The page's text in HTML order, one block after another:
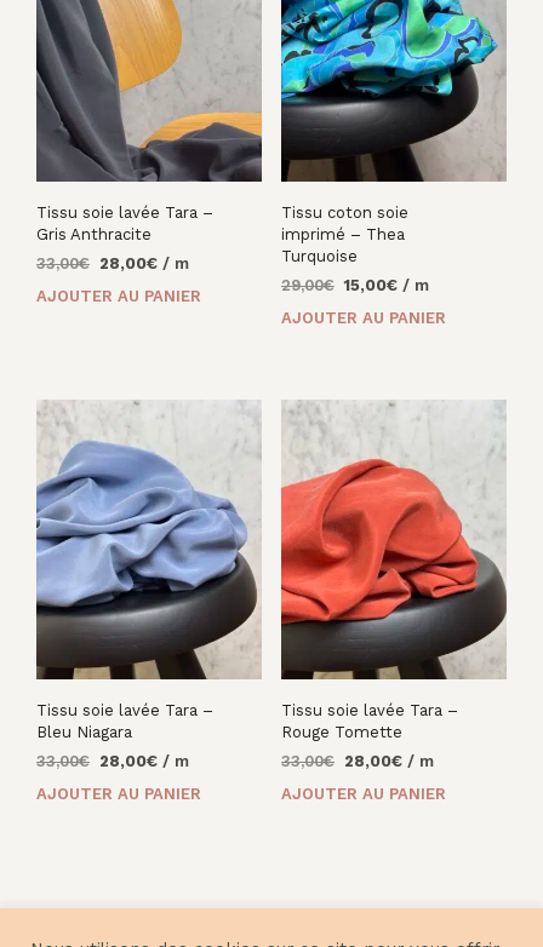
Tissu soie lavée Tara –
Gris Anthracite
33,00€ Le
28,00€Le/ m
AJOUTER AU PANIER
Tissu coton soie
imprimé – Thea
Turquoise
29,00€ Le
15,00€Le/ m
AJOUTER AU PANIER
Tissu soie lavée Tara –
Bleu Niagara
33,00€ Le
28,00€Le/ m
AJOUTER AU PANIER
Tissu soie lavée Tara –
Rouge Tomette
33,00€
Le
28,00€Le/ m
AJOUTER AU PANIER